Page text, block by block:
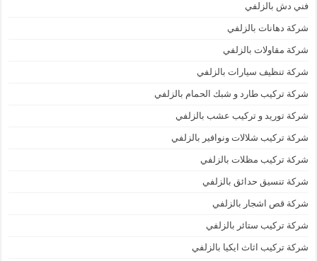
فني دش بالزلفي
شركة دهانات بالزلفي
شركة مقاولات بالزلفي
شركة تنظيف سيارات بالزلفي
شركة تركيب طارد و شبك الحمام بالزلفي
شركة توريد و تركيب عشب بالزلفي
شركة تركيب شلالات ونوافير بالزلفي
شركة تركيب مظلات بالزلفي
شركة تنسيق حدائق بالزلفي
شركة قص اشجار بالزلفي
شركة تركيب ستائر بالزلفي
شركة تركيب اثاث ايكيا بالزلفي